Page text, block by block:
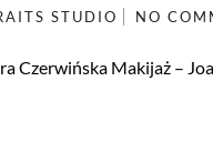
STUDIO NO
Czerwińska Makijaż –